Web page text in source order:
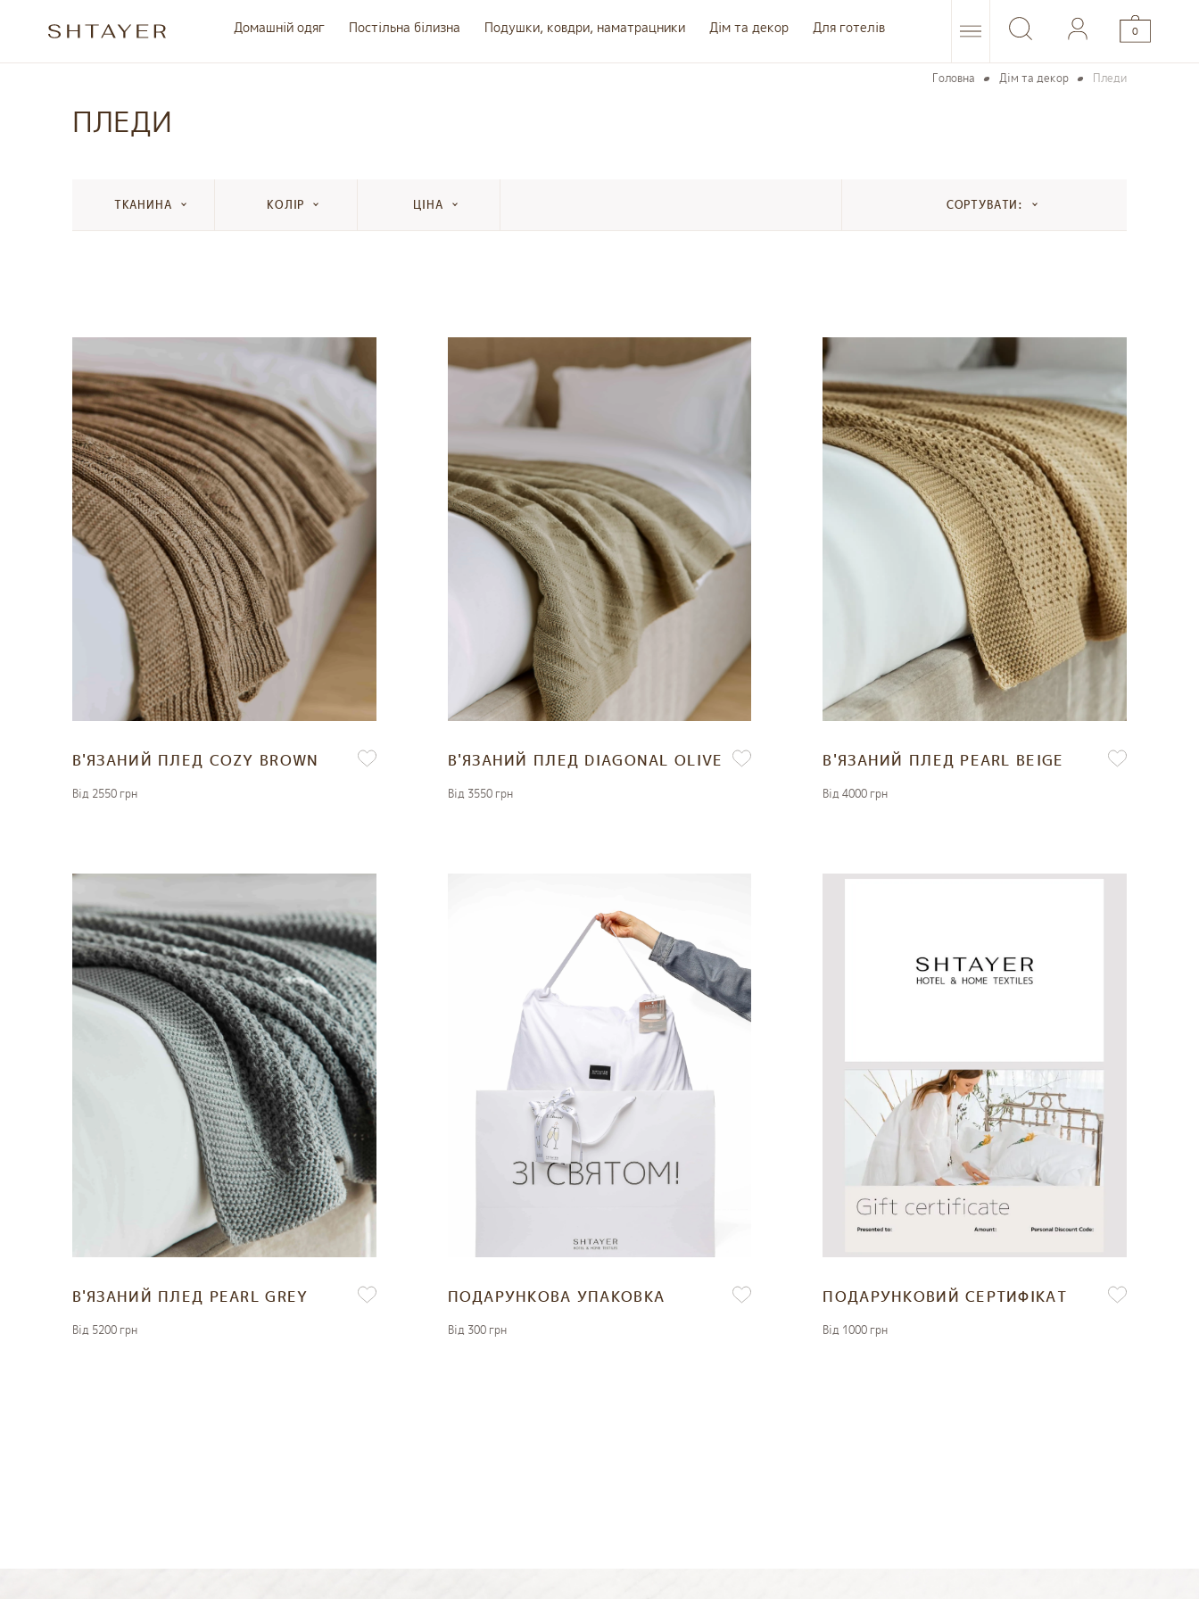
0
Домашній одяг Постільна білизна Подушки, ковдри, наматрацники Дім та декор Для готелів
Головна Дім та декор Пледи
ПЛЕДИ
СОРТУВАТИ:
ТКАНИНА КОЛІР ЦІНА
В'ЯЗАНИЙ ПЛЕД COZY BROWN
Вiд 2550 грн
В'ЯЗАНИЙ ПЛЕД DIAGONAL OLIVE
Вiд 3550 грн
В'ЯЗАНИЙ ПЛЕД PEARL BEIGE
Вiд 4000 грн
В'ЯЗАНИЙ ПЛЕД PEARL GREY
Вiд 5200 грн
ПОДАРУНКОВА УПАКОВКА
Вiд 300 грн
ПОДАРУНКОВИЙ СЕРТИФІКАТ
Вiд 1000 грн